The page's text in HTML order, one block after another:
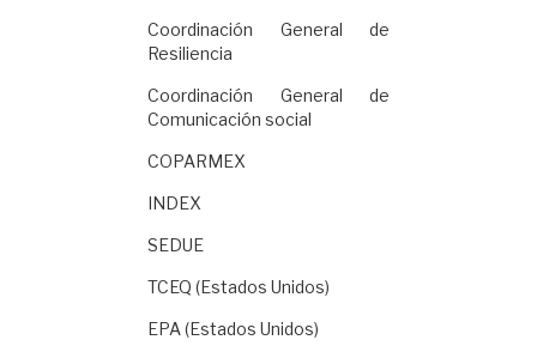
Coordinación General de
Resiliencia
Coordinación General de
Comunicación social
COPARMEX
INDEX
SEDUE
TCEQ (Estados Unidos)
EPA (Estados Unidos)